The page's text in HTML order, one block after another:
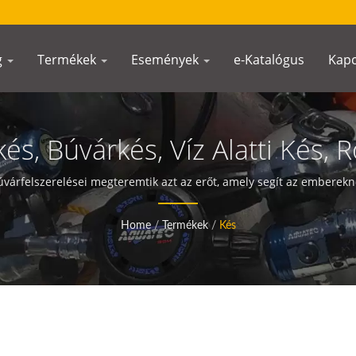
Termékek Események e-Katalógus
Búvárkés, Víz Alatti Kés,
Rozsdamentes Acél Éles
Rozsdamentes Acél
Búvármentő Kés,
Zsebkés |
megteremtik azt az erőt, amely segít az
Home / Termékek / Kés